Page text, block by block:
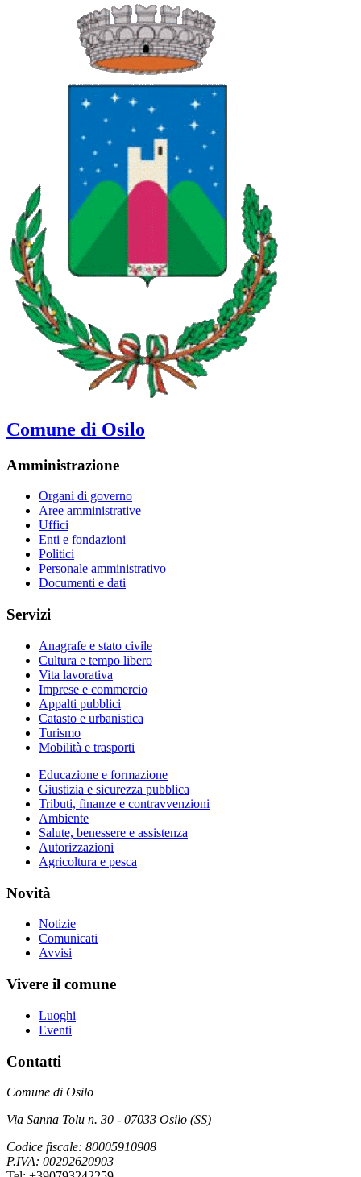
Comune di Osilo
Amministrazione
Organi di governo
Aree amministrative
Uffici
Enti e fondazioni
Politici
Personale amministrativo
Documenti e dati
Servizi
Anagrafe e stato civile
Cultura e tempo libero
Vita lavorativa
Imprese e commercio
Appalti pubblici
Catasto e urbanistica
Turismo
Mobilità e trasporti
Educazione e formazione
Giustizia e sicurezza pubblica
Tributi, finanze e contravvenzioni
Ambiente
Salute, benessere e assistenza
Autorizzazioni
Agricoltura e pesca
Novità
Notizie
Comunicati
Avvisi
Vivere il comune
Luoghi
Eventi
Contatti
Comune di Osilo
Via Sanna Tolu n. 30 - 07033 Osilo (SS)
Codice fiscale: 80005910908
P.IVA: 00292620903